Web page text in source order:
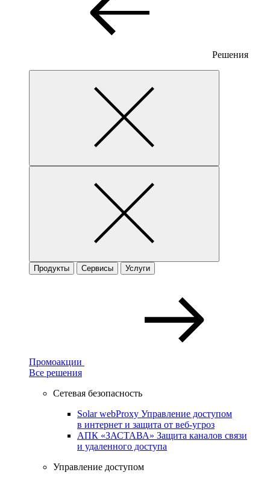
Решения
Продукты Сервисы Услуги
Промоакции
Все решения
Сетевая безопасность
Solar webProxy Управление доступом
в интернет и защита от веб-угроз
АПК «ЗАСТАВА» Защита каналов связи
и удаленного доступа
Управление доступом